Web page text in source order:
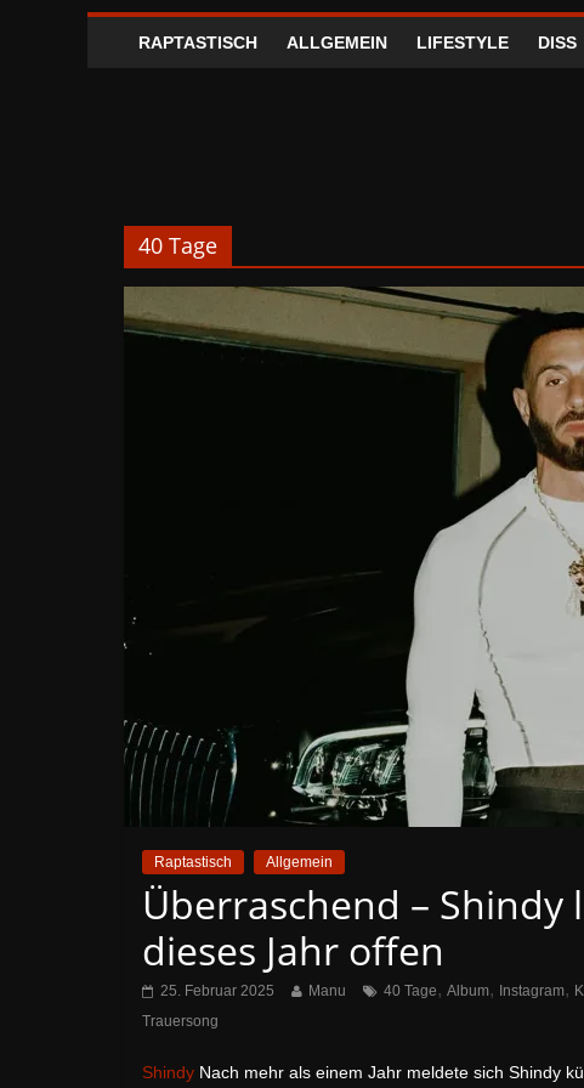
RAPTASTISCH ALLGEMEIN LIFESTYLE DISS
40 Tage
Raptastisch Allgemein
Überraschend –
dieses Jahr offen
25. Februar 2025 Manu 40 Tage, Album, Instagram,
Trauersong
Shindy Nach mehr als einem Jahr meldete sich Shindy